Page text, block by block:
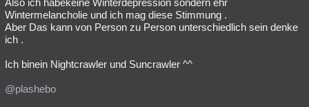
Also ich habekeine Winterdepression sondern ehr
Wintermelancholie und ich mag diese Stimmung .
Aber Das kann von Person zu Person unterschiedlich sein denke
ich .
Ich binein Nightcrawler und Suncrawler ^^
@plashebo